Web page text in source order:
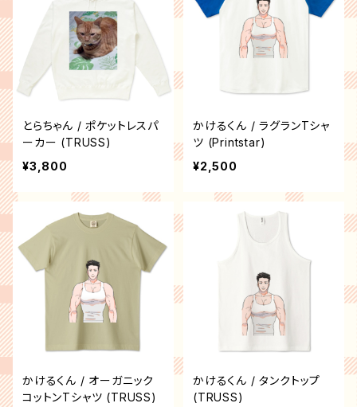
とらちゃん / ポケットレスパ
ーカー (TRUSS)
¥3,800
かけるくん / ラグランTシャ
ツ (Printstar)
¥2,500
かけるくん / オーガニック
コットンTシャツ (TRUSS)
かけるくん / タンクトップ
(TRUSS)